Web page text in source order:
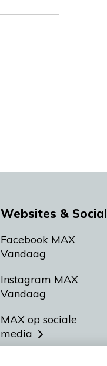
Websites & Social
Facebook MAX
Vandaag
Instagram MAX
Vandaag
MAX op sociale
media